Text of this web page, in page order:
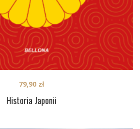
Historia Japonii
79,90 zł